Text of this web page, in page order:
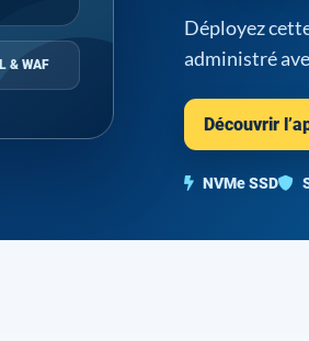
& WAF
Déployez
administré
Découvrir
NVMe SSD